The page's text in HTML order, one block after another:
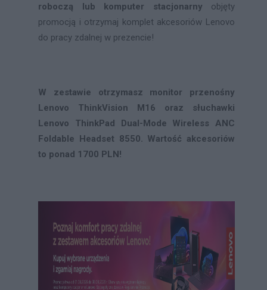
roboczą lub komputer stacjonarny objęty
promocją i otrzymaj komplet akcesoriów Lenovo
do pracy zdalnej w prezencie!
W zestawie otrzymasz monitor przenośny
Lenovo ThinkVision M16 oraz słuchawki
Lenovo ThinkPad Dual-Mode Wireless ANC
Foldable Headset 8550. Wartość akcesoriów
to ponad 1700 PLN!